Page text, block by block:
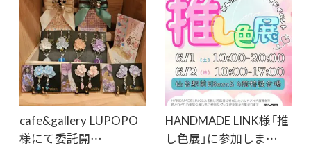
cafe&gallery LUPOPO
様にて委託開…
HANDMADE LINK様「推
し色展」に参加しま…